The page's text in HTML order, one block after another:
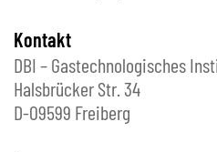
Kontakt
DBI – Gastechnologisches
Halsbrücker Str. 34
D-09599 Freiberg